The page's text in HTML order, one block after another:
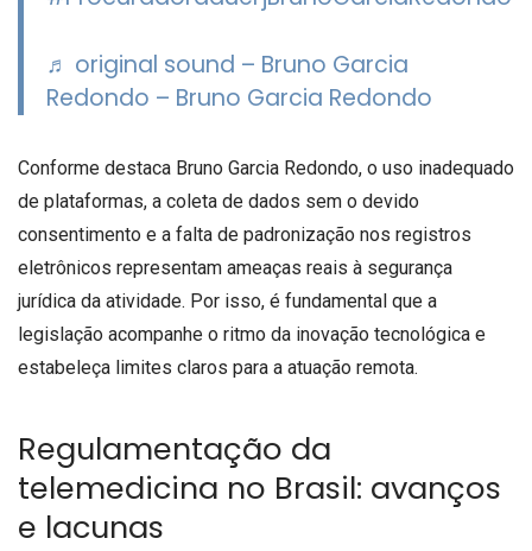
♬ original sound – Bruno Garcia
Redondo – Bruno Garcia Redondo
Conforme destaca Bruno Garcia Redondo, o uso inadequado
de plataformas, a coleta de dados sem o devido
consentimento e a falta de padronização nos registros
eletrônicos representam ameaças reais à segurança
jurídica da atividade. Por isso, é fundamental que a
legislação acompanhe o ritmo da inovação tecnológica e
estabeleça limites claros para a atuação remota.
Regulamentação da
telemedicina no Brasil: avanços
e lacunas